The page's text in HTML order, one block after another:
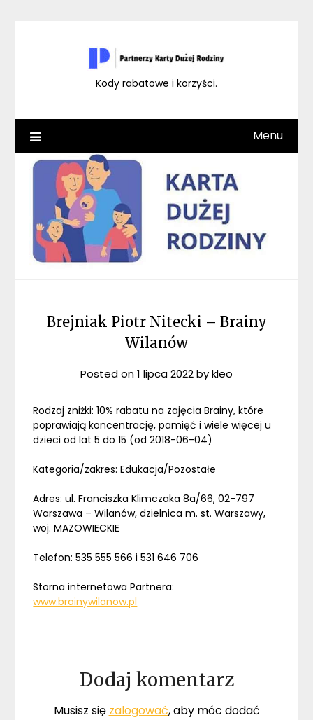
Kody rabatowe i korzyści.
Menu
Brejniak Piotr Nitecki – Brainy
Wilanów
Posted on1 lipca 2022bykleo
Rodzaj zniżki: 10% rabatu na zajęcia Brainy, które
poprawiają koncentrację, pamięć i wiele więcej u
dzieci od lat 5 do 15 (od 2018-06-04)
Kategoria/zakres: Edukacja/Pozostałe
Adres: ul. Franciszka Klimczaka 8a/66, 02-797
Warszawa – Wilanów, dzielnica m. st. Warszawy,
woj. MAZOWIECKIE
Telefon: 535 555 566 i 531 646 706
Storna internetowa Partnera:
www.brainywilanow.pl
Dodaj komentarz
Musisz się zalogować, aby móc dodać